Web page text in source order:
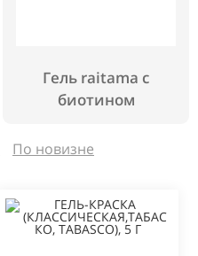
Гель raitama с
биотином
По новизне